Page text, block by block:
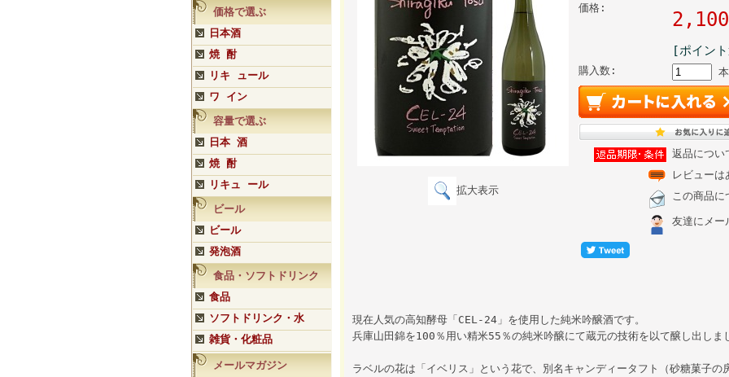
価格で選ぶ
日本酒
焼 酎
リキ ュール
ワ イン
容量で選ぶ
日本 酒
焼 酎
リキュ ール
ビール
ビール
発泡酒
食品・ソフトドリンク
食品
ソフトドリンク・水
雑貨・化粧品
メールマガジン
拡大表示
価格:
[ポイン
購入数: 本
返品につい
レビューは
この商品
友達にメー
現在人気の高知酵母「CEL-24」を使用した純米吟醸酒です。
兵庫山田錦を100％用い精米55％の純米吟醸にて蔵元の技術を以て醸し出しま
ラベルの花は「イベリス」という花で、別名キャンディータフト（砂糖菓子の